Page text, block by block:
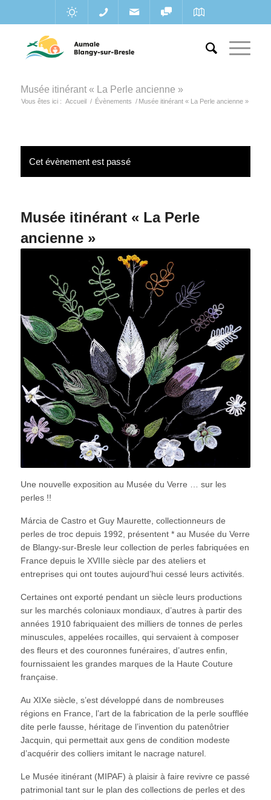
Musée itinérant « La Perle ancienne »
Vous êtes ici : Accueil / Évènements / Musée itinérant « La Perle ancienne »
Cet évènement est passé
Musée itinérant « La Perle
ancienne »
Une nouvelle exposition au Musée du Verre … sur les
perles !!
Márcia de Castro et Guy Maurette, collectionneurs de
perles de troc depuis 1992, présentent * au Musée du Verre
de Blangy-sur-Bresle leur collection de perles fabriquées en
France depuis le XVIIIe siècle par des ateliers et
entreprises qui ont toutes aujourd’hui cessé leurs activités.
Certaines ont exporté pendant un siècle leurs productions
sur les marchés coloniaux mondiaux, d’autres à partir des
années 1910 fabriquaient des milliers de tonnes de perles
minuscules, appelées rocailles, qui servaient à composer
des fleurs et des couronnes funéraires, d’autres enfin,
fournissaient les grandes marques de la Haute Couture
française.
Au XIXe siècle, s’est développé dans de nombreuses
régions en France, l’art de la fabrication de la perle soufflée
dite perle fausse, héritage de l’invention du patenôtrier
Jacquin, qui permettait aux gens de condition modeste
d’acquérir des colliers imitant le nacrage naturel.
Le Musée itinérant (MIPAF) à plaisir à faire revivre ce passé
patrimonial tant sur le plan des collections de perles et des